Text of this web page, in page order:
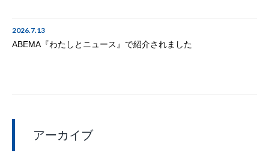
2026.7.13
ABEMA『わたしとニュース』で紹介されました
アーカイブ